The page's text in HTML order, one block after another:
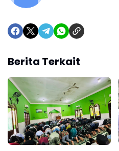
Berita Terkait